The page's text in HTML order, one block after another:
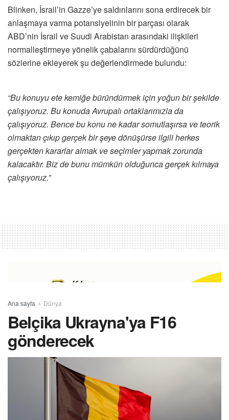
Blinken, İsrail’in Gazze’ye saldırılarını sona erdirecek bir
anlaşmaya varma potansiyelinin bir parçası olarak
ABD’nin İsrail ve Suudi Arabistan arasındaki ilişkileri
normalleştirmeye yönelik çabalarını sürdürdüğünü
sözlerine ekleyerek şu değerlendirmede bulundu:
“Bu konuyu ete kemiğe büründürmek için yoğun bir şekilde
çalışıyoruz. Bu konuda Avrupalı ortaklarımızla da
çalışıyoruz. Bence bu konu ne kadar somutlaşırsa ve teorik
olmaktan çıkıp gerçek bir şeye dönüşürse ilgili herkes
gerçekten kararlar almak ve seçimler yapmak zorunda
kalacaktır. Biz de bunu mümkün olduğunca gerçek kılmaya
çalışıyoruz.”
Ana sayfa Dünya
Belçika Ukrayna'ya F16
gönderecek